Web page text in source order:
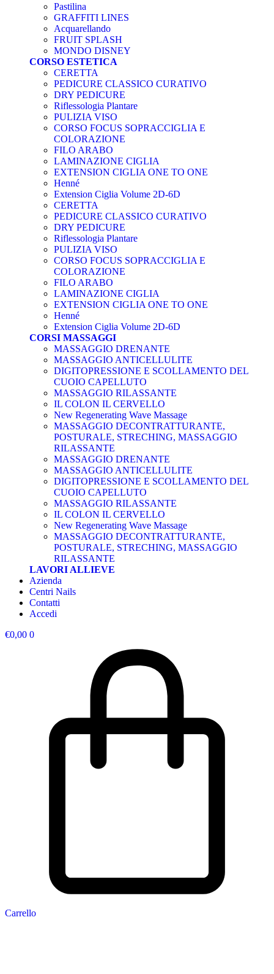
Pastilina
GRAFFITI LINES
Acquarellando
FRUIT SPLASH
MONDO DISNEY
CORSO ESTETICA
CERETTA
PEDICURE CLASSICO CURATIVO
DRY PEDICURE
Riflessologia Plantare
PULIZIA VISO
CORSO FOCUS SOPRACCIGLIA E
COLORAZIONE
FILO ARABO
LAMINAZIONE CIGLIA
EXTENSION CIGLIA ONE TO ONE
Henné
Extension Ciglia Volume 2D-6D
CERETTA
PEDICURE CLASSICO CURATIVO
DRY PEDICURE
Riflessologia Plantare
PULIZIA VISO
CORSO FOCUS SOPRACCIGLIA E
COLORAZIONE
FILO ARABO
LAMINAZIONE CIGLIA
EXTENSION CIGLIA ONE TO ONE
Henné
Extension Ciglia Volume 2D-6D
CORSI MASSAGGI
MASSAGGIO DRENANTE
MASSAGGIO ANTICELLULITE
DIGITOPRESSIONE E SCOLLAMENTO DEL
CUOIO CAPELLUTO
MASSAGGIO RILASSANTE
IL COLON IL CERVELLO
New Regenerating Wave Massage
MASSAGGIO DECONTRATTURANTE,
POSTURALE, STRECHING, MASSAGGIO
RILASSANTE
MASSAGGIO DRENANTE
MASSAGGIO ANTICELLULITE
DIGITOPRESSIONE E SCOLLAMENTO DEL
CUOIO CAPELLUTO
MASSAGGIO RILASSANTE
IL COLON IL CERVELLO
New Regenerating Wave Massage
MASSAGGIO DECONTRATTURANTE,
POSTURALE, STRECHING, MASSAGGIO
RILASSANTE
LAVORI ALLIEVE
Azienda
Centri Nails
Contatti
Accedi
€0,00 0
Carrello